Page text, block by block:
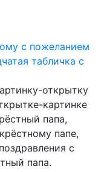
открытку
картинке
папа,
папе,
с
папа.